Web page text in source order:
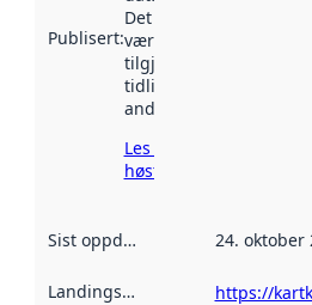
Publisert:
Det kan ha
vært
tilgjengelig
tidligere
andre steder.
Les mer om
høsting her
Sist oppdatert 24. oktober
Landingsside
https://